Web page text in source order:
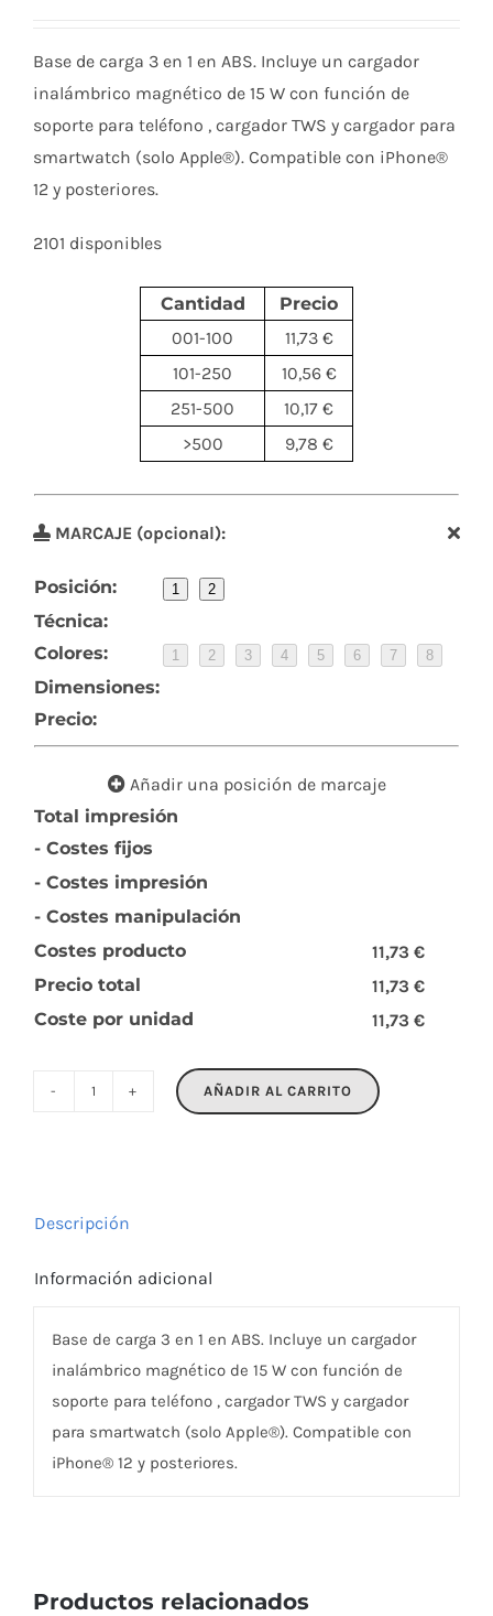
Base de carga 3 en 1 en ABS. Incluye un cargador
inalámbrico magnético de 15 W con función de
soporte para teléfono , cargador TWS y cargador para
smartwatch (solo Apple®). Compatible con iPhone®
12 y posteriores.
2101 disponibles
Cantidad
Precio
001-100
11,73 €
101-250
10,56 €
251-500
10,17 €
>500
9,78 €
MARCAJE (opcional):
Posición: 1 2
Técnica:
Colores:
1 2 3 4 5 6 7 8
Dimensiones:
Precio:
Añadir una posición de marcaje
Total impresión
- Costes fijos
- Costes impresión
- Costes manipulación
Costes producto
11,73 €
Precio total
11,73 €
Coste por unidad
11,73 €
PENDOLESS
AÑADIR AL CARRITO
Descripción
Información adicional
Base de carga 3 en 1 en ABS. Incluye un cargador
inalámbrico magnético de 15 W con función de
soporte para teléfono , cargador TWS y cargador
para smartwatch (solo Apple®). Compatible con
iPhone® 12 y posteriores.
Productos relacionados